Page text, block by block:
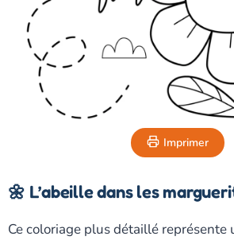
Imprimer
🌼 L’abeille dans les
Ce coloriage plus détaillé représente